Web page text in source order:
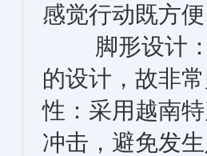
感觉行动既方
脚形设计：
的设计，故非
性：采用越南
冲击，避免发